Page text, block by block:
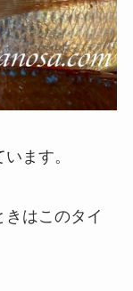
ます。
はこのタイ